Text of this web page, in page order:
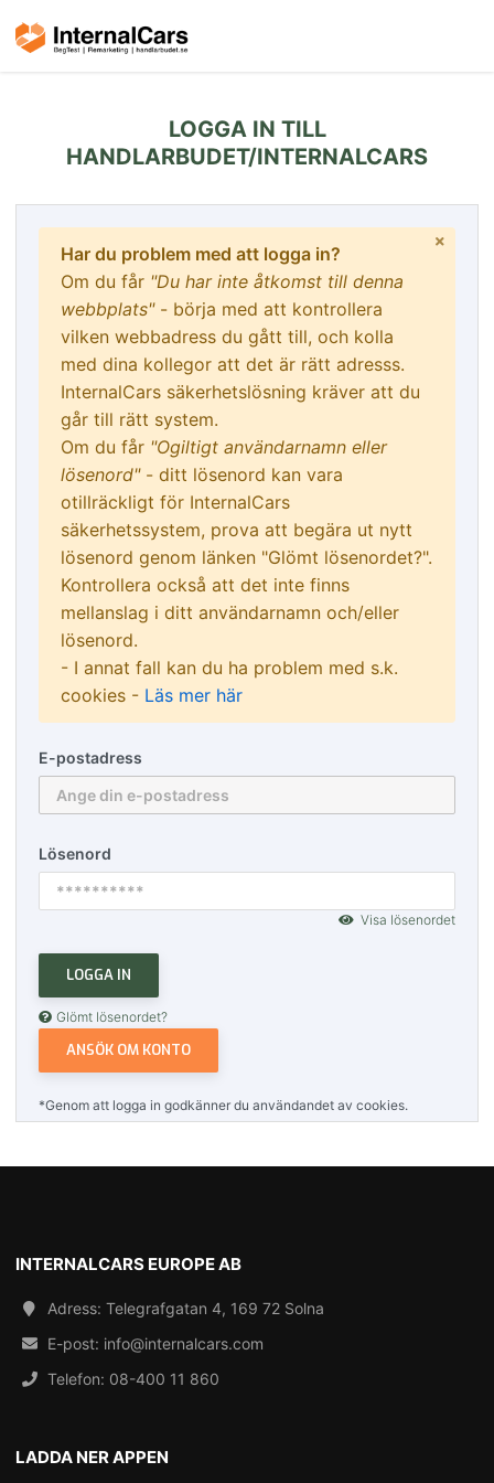
LOGGA IN TILL
HANDLARBUDET/INTERNALCARS
Har du problem med att logga in?
Om du får "Du har inte åtkomst till denna
webbplats"- börja med att kontrollera
vilken webbadress du gått till, och kolla
med dina kollegor att det är rätt adresss.
InternalCars säkerhetslösning kräver att du
går till rätt system.
Om du får "Ogiltigt användarnamn eller
lösenord"- ditt lösenord kan vara
otillräckligt för InternalCars
säkerhetssystem, prova att begära ut nytt
lösenord genom länken "Glömt lösenordet?".
Kontrollera också att det inte finns
mellanslag i ditt användarnamn och/eller
lösenord.
- I annat fall kan du ha problem med s.k.
cookies - Läs mer här
E-postadress
Lösenord
Visa lösenordet
LOGGA IN
Glömt lösenordet?
ANSÖK OM KONTO
*Genom att logga in godkänner du användandet av cookies.
INTERNALCARS EUROPE AB
Adress: Telegrafgatan 4, 169 72 Solna
E-post: info@internalcars.com
Telefon: 08-400 11 860
LADDA NER APPEN